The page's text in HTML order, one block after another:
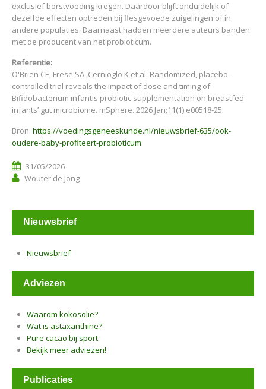
exclusief borstvoeding kregen. Daardoor blijft onduidelijk of
dezelfde effecten optreden bij flesgevoede zuigelingen of in
andere populaties. Daarnaast hadden meerdere auteurs banden
met de producent van het probioticum.
Referentie:
O'Brien CE, Frese SA, Cernioglo K et al. Randomized, placebo-
controlled trial reveals the impact of dose and timing of
Bifidobacterium infantis probiotic supplementation on breastfed
infants’ gut microbiome. mSphere. 2026 Jan;11(1):e00518-25.
Bron: https://voedingsgeneeskunde.nl/nieuwsbrief-635/ook-
oudere-baby-profiteert-probioticum
31/05/2026
Wouter de Jong
Nieuwsbrief
Nieuwsbrief
Adviezen
Waarom kokosolie?
Wat is astaxanthine?
Pure cacao bij sport
Bekijk meer adviezen!
Publicaties